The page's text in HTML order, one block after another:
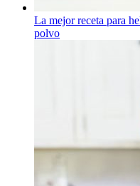
La mejor receta para
polvo